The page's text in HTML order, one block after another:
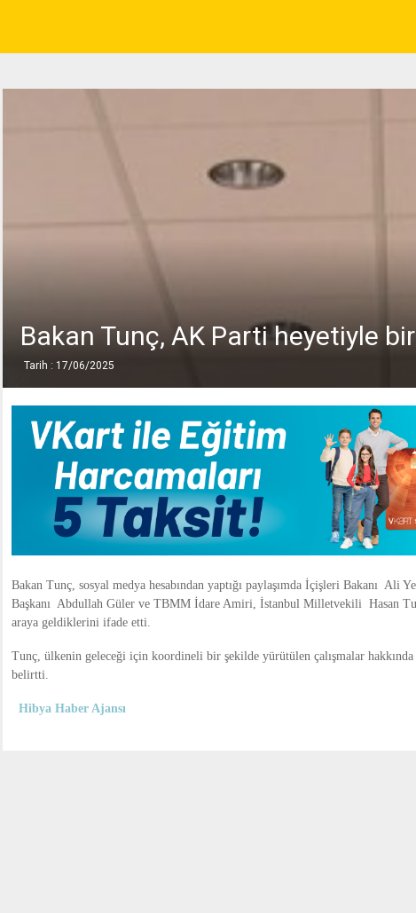
Bakan Tunç, AK Parti heyetiyle
Tarih : 17/06/2025
Bakan Tunç, sosyal medya hesabından yaptığı paylaşımda İçişleri Bakanı
Başkanı Abdullah Güler ve TBMM İdare Amiri, İstanbul Milletvekili Hasan
araya geldiklerini ifade etti.
Tunç, ülkenin geleceği için koordineli bir şekilde yürütülen çalışmalar hakkında
belirtti.
Hibya Haber Ajansı